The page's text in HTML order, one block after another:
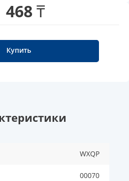
468 ₸
Купить
WXQP
00070